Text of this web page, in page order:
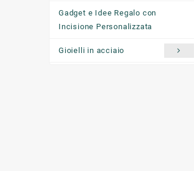
Gadget e Idee Regalo con
Incisione Personalizzata
Gioielli in acciaio